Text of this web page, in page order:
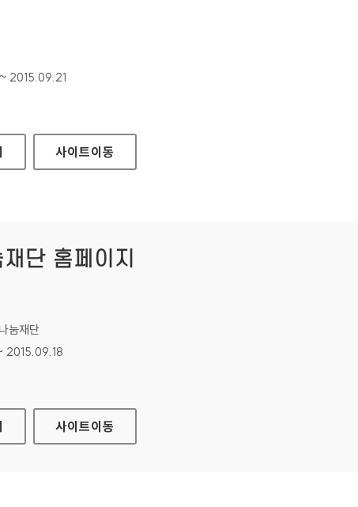
2015.09.21
센터 홈페이지
사이트이동
단 홈페이지
눔재단
2015.09.18
단 홈페이지사이트이동